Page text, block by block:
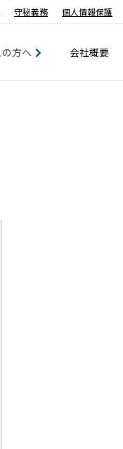
守秘義務 個人情報保護
方へ 会社概要